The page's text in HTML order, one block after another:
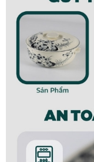
Đĩa khay
Đặc điểm sản
Khay lá chuối S3